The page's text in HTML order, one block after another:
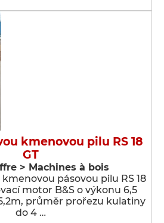
kmenovou pilu RS 18
GT
> Machines à bois
pásovou pilu RS 18
motor B&S o výkonu 6,5
průměr prořezu kulatiny
do 4 …